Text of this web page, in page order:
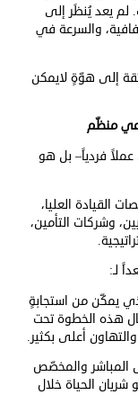
لم يعد يُنظَر إلى
والسرعة في
إلى هوّةٍ لايمكن
منظّم
عملاً فردياً– بل هو
القيادة العليا،
وشركات التأمين،
لـ:
يمكّن من استجابةٍ
هذه الخطوة تحت
أعلى بكثير.
المباشر والمخصّص
الحياة خلال